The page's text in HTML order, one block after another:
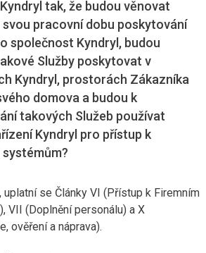
tak, že budou věnovat
pracovní dobu poskytování
společnost Kyndryl, budou
Služby poskytovat v
Kyndryl, prostorách Zákazníka
domova a budou k
takových Služeb používat
Kyndryl pro přístup k
uplatní se Články VI (Přístup k Firemním
VII (Doplnění personálu) a X
ověření a náprava).